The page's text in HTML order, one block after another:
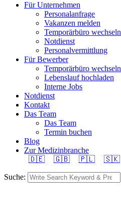
Für Unternehmen
Personalanfrage
Vakanzen melden
Temporärbüro wechseln
Notdienst
Personalvermittlung
Für Bewerber
Temporärbüro wechseln
Lebenslauf hochladen
Interne Jobs
Notdienst
Kontakt
Das Team
Das Team
Termin buchen
Blog
Zur Medizinbranche
🇩🇪
🇬🇧 🇵🇱 🇸🇰
Suche: